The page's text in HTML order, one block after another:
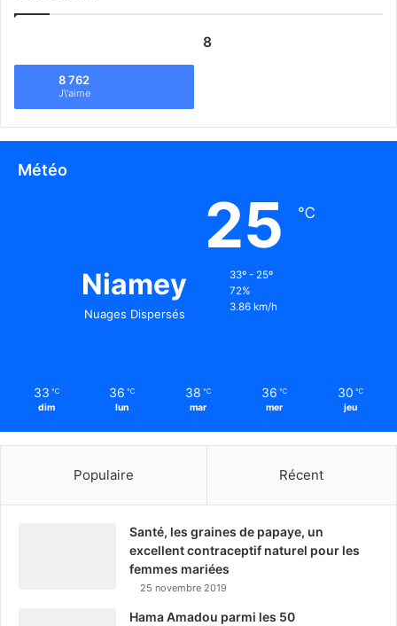
8
8 762
J\'aime
Météo
Niamey
Nuages Dispersés
25 ℃
33º - 25º
72%
3.86 km/h
33 ℃
dim
36 ℃
lun
38 ℃
mar
36 ℃
mer
30 ℃
jeu
Populaire Récent
Santé, les graines de papaye, un
excellent contraceptif naturel pour les
femmes mariées
25 novembre 2019
Hama Amadou parmi les 50